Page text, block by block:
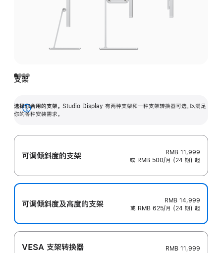
支架
选择你合用的支架。 Studio Display 有两种支架和一种支架转换器可选，以满足
你的各种安装需求。
展
可调倾斜度的支架
RMB 11,999
或 RMB 500/月 (24 期) 起
可调倾斜度及高‍度的支‍架
RMB 14,999
或 RMB 625/月 (24 期) 起
VESA 支架转换器
RMB 11,999